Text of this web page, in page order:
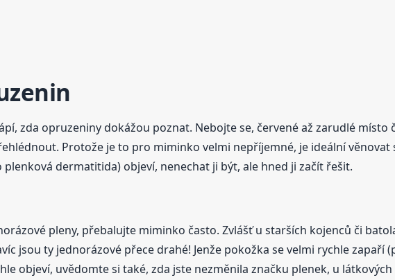
zda opruzeniny dokážou poznat. Nebojte se, červené až zarudlé místo
Protože je to pro miminko velmi nepříjemné, je ideální
dermatitida) objeví, nenechat ji být, ale hned ji začít řešit.
pleny, přebalujte miminko často. Zvlášť u starších kojenců či
jsou ty jednorázové přece drahé! Jenže pokožka se velmi rychle zapaří
objeví, uvědomte si také, zda jste nezměnila značku plenek, u